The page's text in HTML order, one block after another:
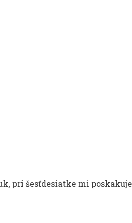
pri šesťdesiatke mi poskakuje